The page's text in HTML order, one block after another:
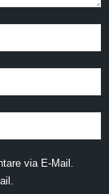
via E-Mail.